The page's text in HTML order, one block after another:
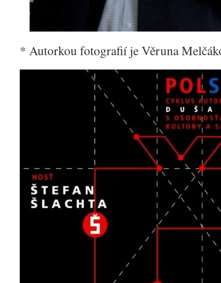
* Autorkou fotografií je Věruna